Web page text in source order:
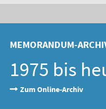
MEMORANDUM-
1975 bis
Zum Online-Archiv